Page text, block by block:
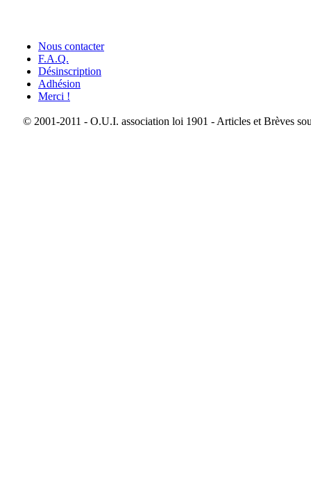
Nous contacter
F.A.Q.
Désinscription
Adhésion
Merci !
© 2001-2011 - O.U.I. association loi 1901 - Articles et Brèves